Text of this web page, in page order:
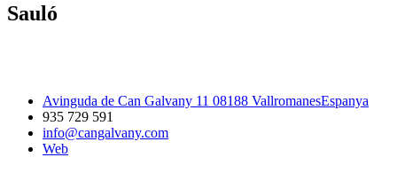
Sauló
Avinguda de Can Galvany 11 08188 VallromanesEspanya
935 729 591
info@cangalvany.com
Web